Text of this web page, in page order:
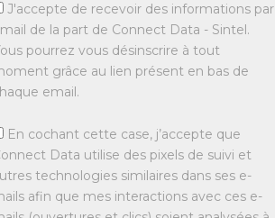
J'accepte de recevoir des informations par
de la part de Connect Data - Sintel.
pourrez vous désinscrire à tout
grâce au lien présent en bas de
email.
En cochant cette case, j’accepte que
Data utilise des pixels de suivi et
technologies similaires dans ses e-
afin que mes interactions avec ces e-